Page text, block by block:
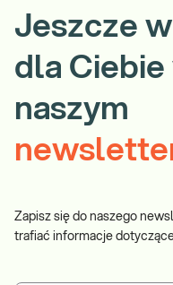
Jeszcze
dla Ciebie
naszym
Zapisz się do naszego
trafiać informacje